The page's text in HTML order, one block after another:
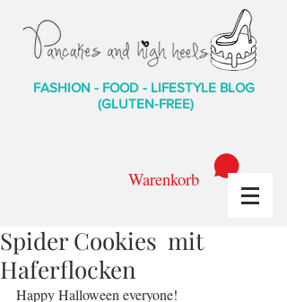
FASHION - FOOD - LIFESTYLE BLOG
(GLUTEN-FREE)
Warenkorb
Spider Cookies mit
Haferflocken
Happy Halloween everyone!